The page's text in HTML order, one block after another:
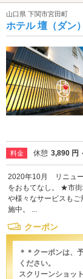
山口県 下関市宮田町
ホテル 壇（ダン
料金 休憩 3,890 円
2020年10月 リニュー
をおもてなし。 ★市
や様々なサービスも
施中。 ...
クーポン
＊＊クーポンは、
ください。
スクリーンショッ